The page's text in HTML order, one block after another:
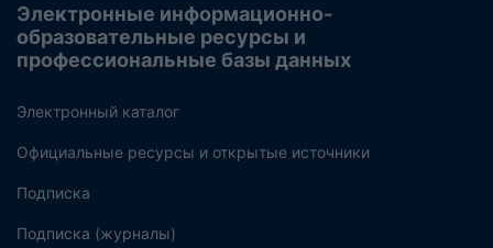
Электронные информационно-
образовательные ресурсы и
профессиональные базы данных
Электронный каталог
Официальные ресурсы и открытые источники
Подписка
Подписка (журналы)